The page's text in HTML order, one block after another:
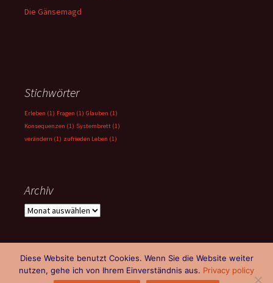
Die Gänsemagd
Stichwörter
Erleben (1) Fragen (1) Glauben (1)
Konsequenzen (1) Systembrett (1)
verändern (1) zufrieden Leben (1)
Archiv
Archiv
Impressum, Kontakt, Haftung, Rechte, Datenschutz Mit Stolz
Diese Website benutzt Cookies. Wenn Sie die Website weiter
nutzen, gehe ich von Ihrem Einverständnis aus. Privacy policy